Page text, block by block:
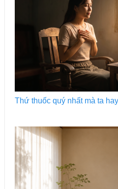
Thứ thuốc quý nhất mà ta